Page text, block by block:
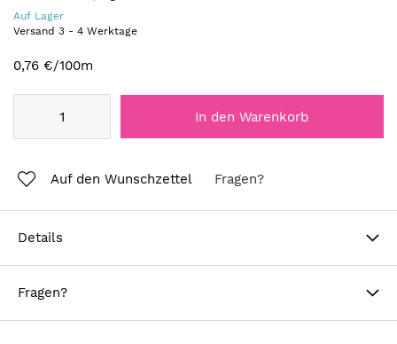
Auf Lager
Versand 3 - 4 Werktage
0,76 €/100m
In den Warenkorb
Auf den Wunschzettel Fragen?
Details
Fragen?